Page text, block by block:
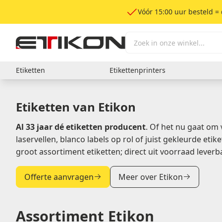
Vóór 15:00 uur besteld
Etiketten
Textiel acetaat badge etiketten –
afneembaar
Textiel acetaat etiketten – permanent
Etiketten op rol
Verzendetiketten
Kratkaarten
Gele stickers
Rode stickers
Roze stickers
Oranje
Groene
Blauwe
Witte stickers
Etikettenprinters
Industriële labelprinter
Wax/Resin
Resin
Etiketten van Etikon
Al 33 jaar dé etiketten producent. Of het nu gaat om
laservellen, blanco labels op rol of juist gekleurde
groot assortiment etiketten; direct uit voorraad
Offerte aanvragen Meer over Etikon
Assortiment Etikon